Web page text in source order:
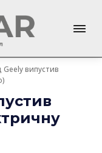
випустив